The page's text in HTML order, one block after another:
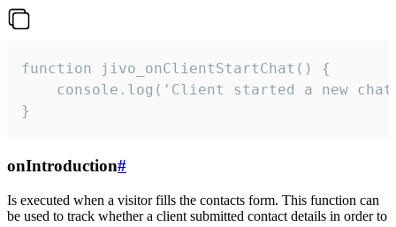
function jivo_onClientStartChat() {
console.log('Client started a new
}
onIntroduction#
Is executed when a visitor fills the contacts form. This function can
be used to track whether a client submitted contact details in order to